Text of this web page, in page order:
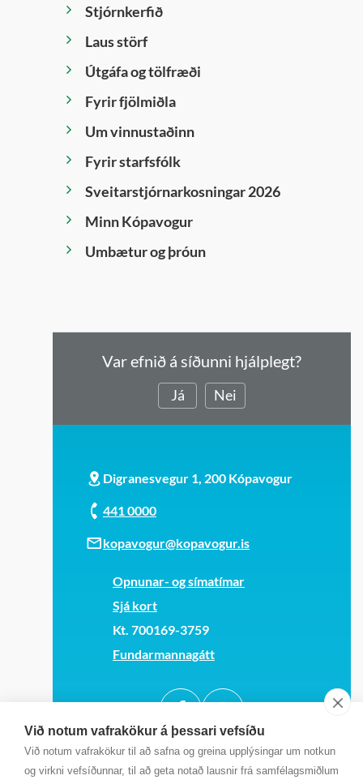
Við notum vafrakökur á þessari vefsíðu
Við notum vafrakökur til að safna og greina upplýsingar um notkun
og virkni vefsíðunnar, til að geta notað lausnir frá samfélagsmiðlum
Stjórnkerfið
Laus störf
Útgáfa og tölfræði
Fyrir fjölmiðla
Um vinnustaðinn
Fyrir starfsfólk
Sveitarstjórnarkosningar 2026
Minn Kópavogur
Umbætur og þróun
Var efnið á síðunni hjálplegt?
Já Nei
Digranesvegur 1, 200 Kópavogur
441 0000
kopavogur@kopavogur.is
Opnunar- og símatímar
Sjá kort
Kt. 700169-3759
Fundarmannagátt